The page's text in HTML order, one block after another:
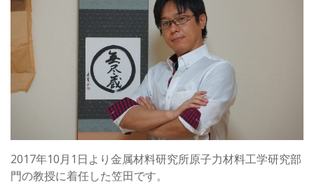
2017年10月1日より金属材料研究所原子力材料工学研究部
門の教授に着任した笠田です。